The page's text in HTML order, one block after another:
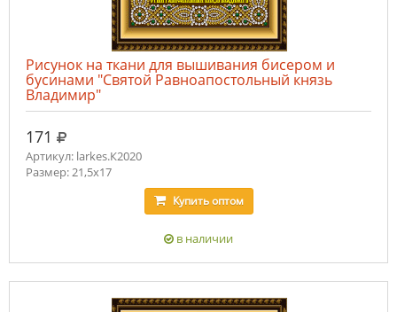
Рисунок на ткани для вышивания бисером и
бусинами "Святой Равноапостольный князь
Владимир"
171 руб.
Артикул: larkes.К2020
Размер: 21,5х17
Купитьоптом
в наличии